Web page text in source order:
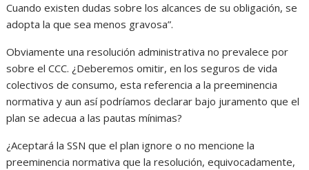
Cuando existen dudas sobre los alcances de su obligación, se
adopta la que sea menos gravosa”.
Obviamente una resolución administrativa no prevalece por
sobre el CCC. ¿Deberemos omitir, en los seguros de vida
colectivos de consumo, esta referencia a la preeminencia
normativa y aun así podríamos declarar bajo juramento que el
plan se adecua a las pautas mínimas?
¿Aceptará la SSN que el plan ignore o no mencione la
preeminencia normativa que la resolución, equivocadamente,